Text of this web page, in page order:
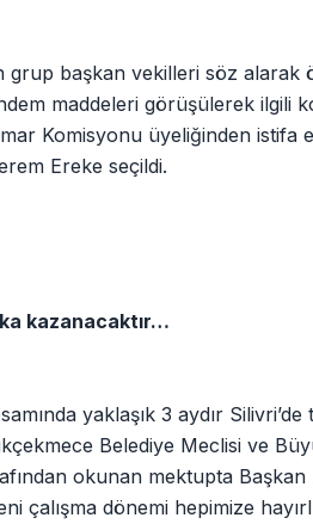
grup başkan vekilleri söz
maddeleri görüşülerek ilgili
Komisyonu üyeliğinden istifa
Ereke seçildi.
kazanacaktır…
yaklaşık 3 aydır
Belediye Meclisi ve
okunan mektupta
çalışma dönemi hepimize